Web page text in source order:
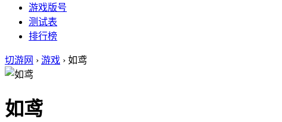
游戏版号
测试表
排行榜
切游网 › 游戏 › 如鸢
如鸢